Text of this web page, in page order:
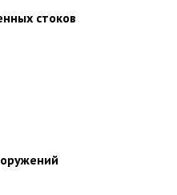
стоков